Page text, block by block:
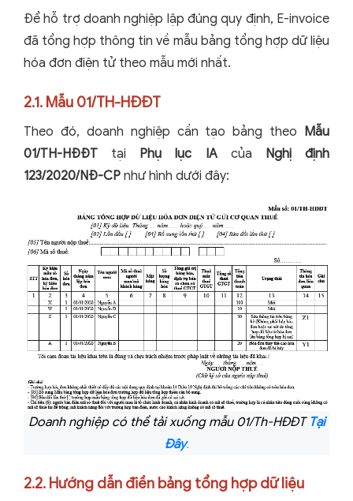
Để hỗ trợ doanh nghiệp lập đúng quy định, E-invoice
đã tổng hợp thông tin về mẫu bảng tổng hợp dữ liệu
hóa đơn điện tử theo mẫu mới nhất.
2.1. Mẫu 01/TH-HĐĐT
Theo đó, doanh nghiệp cần tạo bảng theo Mẫu
01/TH-HĐĐT tại Phụ lục IAcủa
Nghị định
123/2020/NĐ-CP như hình dưới đây:
Doanh nghiệp có thể tải xuống mẫu 01/Th-HĐĐT Tại
Đây.
2.2. Hướng dẫn điền bảng tổng hợp dữ liệu